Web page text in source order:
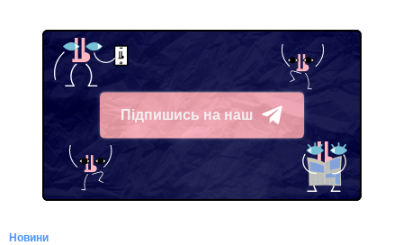
Підпишись на наш
Telegram
Новини